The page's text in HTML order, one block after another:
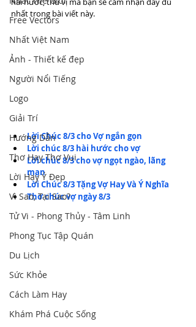
Free Vectors
Nhất Việt Nam
Ảnh - Thiết kế đẹp
Người Nổi Tiếng
Logo
Giải Trí
Hướng Dẫn
Thơ Hay Thơ Vui
Lời Hay Ý Đẹp
Vì Sao, Tại Sao?
Tử Vi - Phong Thủy - Tâm Linh
Phong Tục Tập Quán
Du Lịch
Sức Khỏe
Cách Làm Hay
Khám Phá Cuộc Sống
nhất trong bài viết này.
Lời Chúc 8/3 cho Vợ ngắn gọn
Lời chúc 8/3 hài hước cho vợ
Lời chúc 8/3 cho vợ ngọt ngào, lãng
mạn
Lời Chúc 8/3 Tặng Vợ Hay Và Ý Nghĩa
Thơ chúc vợ ngày 8/3